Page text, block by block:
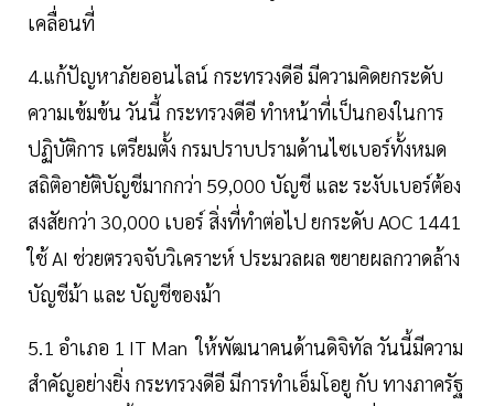
เคลื่อนที่
4.แก้ปัญหาภัยออนไลน์ กระทรวงดีอี มีความคิดยกระดับ
ความเข้มข้น วันนี้ กระทรวงดีอี ทำหน้าที่เป็นกองในการ
ปฏิบัติการ เตรียมตั้ง กรมปราบปรามด้านไซเบอร์ทั้งหมด
สถิติอายัติบัญชีมากกว่า 59,000 บัญชี และ ระงับเบอร์ต้อง
สงสัยกว่า 30,000 เบอร์ สิ่งที่ทำต่อไป ยกระดับ AOC 1441
ใช้ AI ช่วยตรวจจับวิเคราะห์ ประมวลผล ขยายผลกวาดล้าง
บัญชีม้า และ บัญชีของม้า
5.1 อำเภอ 1 IT Man ให้พัฒนาคนด้านดิจิทัล วันนี้มีความ
สำคัญอย่างยิ่ง กระทรวงดีอี มีการทำเอ็มโอยู กับ ทางภาครัฐ